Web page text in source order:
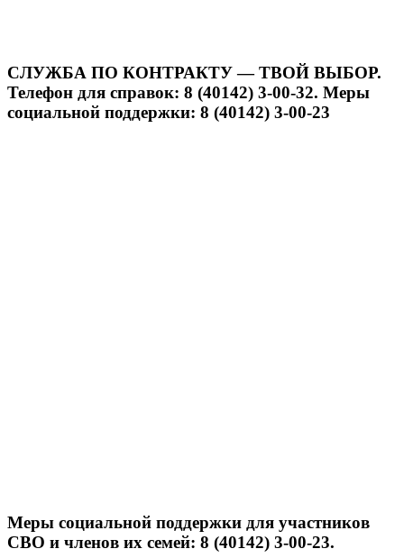
СЛУЖБА ПО КОНТРАКТУ — ТВОЙ ВЫБОР.
Телефон для справок: 8 (40142) 3-00-32. Меры
социальной поддержки: 8 (40142) 3-00-23
Меры социальной поддержки для участников
СВО и членов их семей: 8 (40142) 3-00-23.